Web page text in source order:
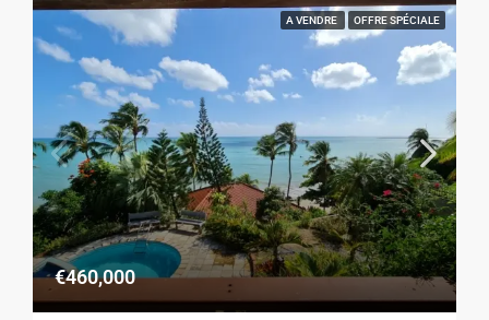
A VENDRE OFFRE SPÉCIALE
€460,000